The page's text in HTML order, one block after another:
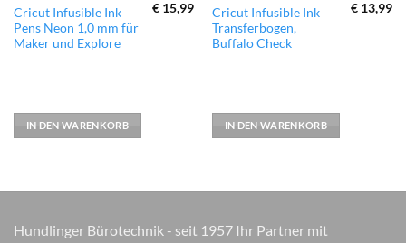
Cricut Infusible Ink
Pens Neon 1,0 mm für
Maker und Explore
€ 15,99
IN DEN WARENKORB
Cricut Infusible Ink
Transferbogen,
Buffalo Check
€ 13,99
IN DEN WARENKORB
Hundlinger Bürotechnik - seit 1957 Ihr Partner mit